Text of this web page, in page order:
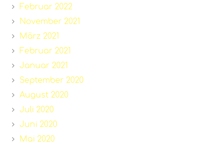
Februar 2022
November 2021
März 2021
Februar 2021
Januar 2021
September 2020
August 2020
Juli 2020
Juni 2020
Mai 2020